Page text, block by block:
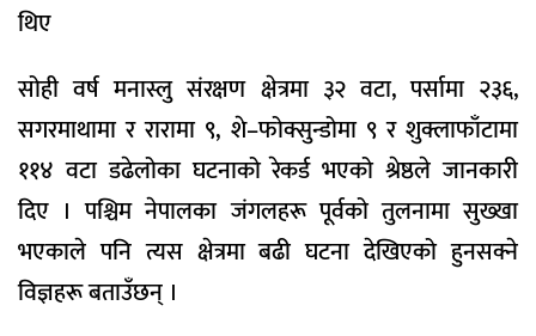
थिए
सोही वर्ष मनास्लु संरक्षण क्षेत्रमा ३२ वटा, पर्सामा २३६,
सगरमाथामा र रारामा ९, शे–फोक्सुन्डोमा ९ र शुक्लाफाँटामा
११४ वटा डढेलोका घटनाको रेकर्ड भएको श्रेष्ठले जानकारी
दिए । पश्चिम नेपालका जंगलहरू पूर्वको तुलनामा सुख्खा
भएकाले पनि त्यस क्षेत्रमा बढी घटना देखिएको हुनसक्ने
विज्ञहरू बताउँछन् ।